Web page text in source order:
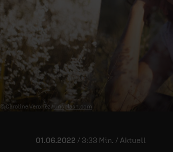
© Caroline Veronez / unsplash.com
01.06.2022 / 3:33 Min. / Aktuell